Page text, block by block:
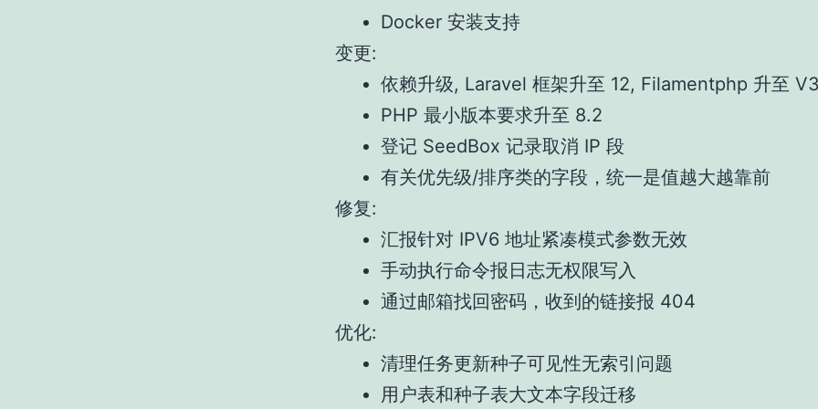
Docker 安装支持
变更:
依赖升级, Laravel 框架升至 12, Filamentphp 升至
PHP 最小版本要求升至 8.2
登记 SeedBox 记录取消 IP 段
有关优先级/排序类的字段，统一是值越大越靠前
修复:
汇报针对 IPV6 地址紧凑模式参数无效
手动执行命令报日志无权限写入
通过邮箱找回密码，收到的链接报 404
优化:
清理任务更新种子可见性无索引问题
用户表和种子表大文本字段迁移